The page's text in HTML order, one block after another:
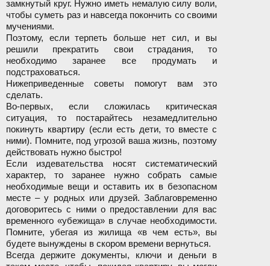
замкнутый круг. Нужно иметь немалую силу воли,
чтобы суметь раз и навсегда покончить со своими
мучениями.
Поэтому, если терпеть больше нет сил, и вы
решили прекратить свои страдания, то
необходимо заранее все продумать и
подстраховаться.
Нижеприведенные советы помогут вам это
сделать.
Во-первых, если сложилась критическая
ситуация, то постарайтесь незамедлительно
покинуть квартиру (если есть дети, то вместе с
ними). Помните, под угрозой ваша жизнь, поэтому
действовать нужно быстро!
Если издевательства носят систематический
характер, то заранее нужно собрать самые
необходимые вещи и оставить их в безопасном
месте – у родных или друзей. Заблаговременно
договоритесь с ними о предоставлении для вас
временного «убежища» в случае необходимости.
Помните, убегая из жилища «в чем есть», вы
будете вынуждены в скором времени вернуться.
Всегда держите документы, ключи и деньги в